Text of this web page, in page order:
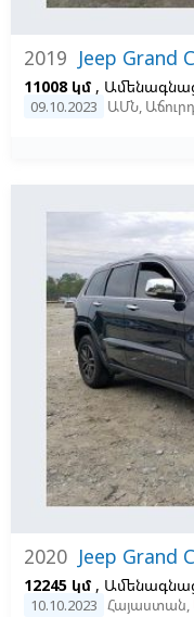
2019 Jeep Grand
11008 կմ ,
09.10.2023 ԱՄՆ,
2020 Jeep Grand
12245 կմ ,
10.10.2023 Հայաստան,